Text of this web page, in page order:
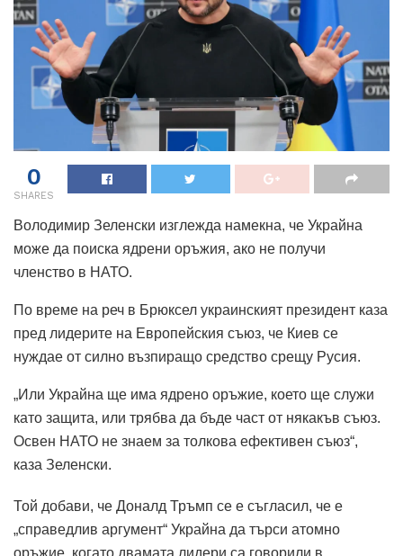
0
SHARES
Володимир Зеленски изглежда намекна, че Украйна
може да поиска ядрени оръжия, ако не получи
членство в НАТО.
По време на реч в Брюксел украинският президент каза
пред лидерите на Европейския съюз, че Киев се
нуждае от силно възпиращо средство срещу Русия.
„Или Украйна ще има ядрено оръжие, което ще служи
като защита, или трябва да бъде част от някакъв съюз.
Освен НАТО не знаем за толкова ефективен съюз“,
каза Зеленски.
Той добави, че Доналд Тръмп се е съгласил, че е
„справедлив аргумент“ Украйна да търси атомно